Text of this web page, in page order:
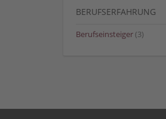
BERUFSERFAHRUNG
Berufseinsteiger (3)